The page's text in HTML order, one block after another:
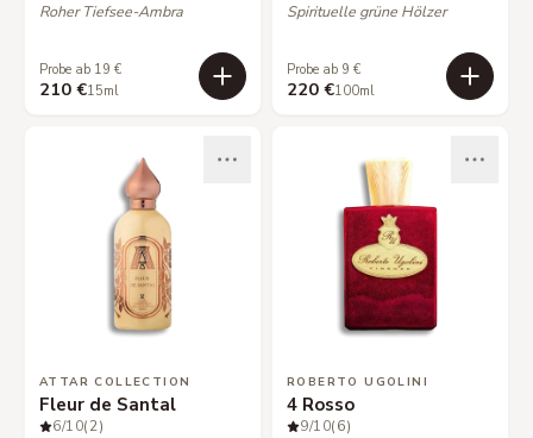
Roher Tiefsee-Ambra
Probe ab 19 €
210 €15ml
Spirituelle grüne Hölzer
Probe ab 9 €
220 €100ml
ATTAR COLLECTION
Fleur de Santal
6/10(2)
ROBERTO UGOLINI
4 Rosso
9/10(6)